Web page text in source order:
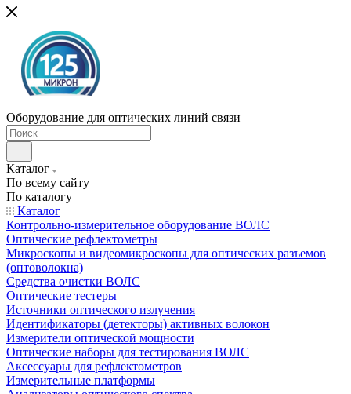
Оборудование для оптических линий связи
Каталог
По всему сайту
По каталогу
Каталог
Контрольно-измерительное оборудование ВОЛС
Оптические рефлектометры
Микроскопы и видеомикроскопы для оптических разъемов
(оптоволокна)
Средства очистки ВОЛС
Оптические тестеры
Источники оптического излучения
Идентификаторы (детекторы) активных волокон
Измерители оптической мощности
Оптические наборы для тестирования ВОЛС
Аксессуары для рефлектометров
Измерительные платформы